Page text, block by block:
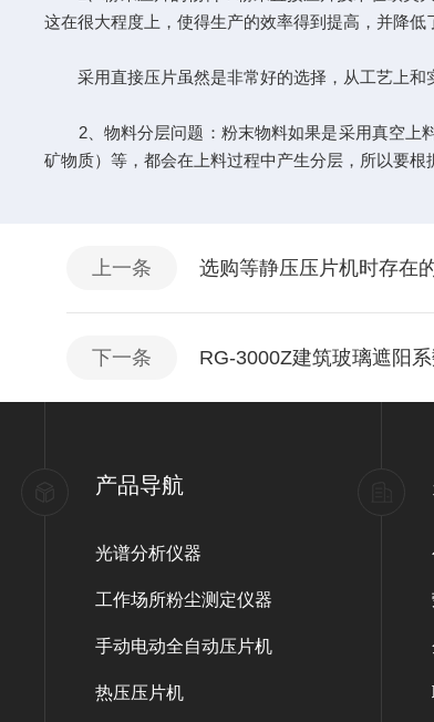
这在很大程度上，使得生产的效率得到提高，并降低
采用直接压片虽然是非常好的选择，从工艺上和
2、物料分层问题：粉末物料如果是采用真空上料
矿物质）等，都会在上料过程中产生分层，所以要
上一条 选购等静压压片机时存在
下一条 RG-3000Z建筑玻璃遮阳
产品导航
光谱分析仪器
工作场所粉尘测定仪器
手动电动全自动压片机
热压压片机